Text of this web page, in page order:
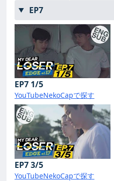
EP7
EP7 1/5
YouTubeNekoCapで探す
EP7 3/5
YouTubeNekoCapで探す